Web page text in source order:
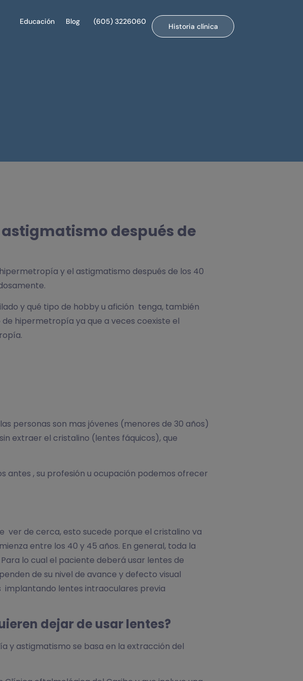
Educación Blog (605) 3226060
Historia clínica
después de
y el astigmatismo después de los 40
y qué tipo de hobby u afición tenga, también
hipermetropía ya que a veces coexiste el
personas son mas jóvenes (menores de 30 años)
extraer el cristalino (lentes fáquicos), que
antes , su profesión u ocupación podemos ofrecer
ver de cerca, esto sucede porque el cristalino va
entre los 40 y 45 años. En general, toda la
lo cual el paciente deberá usar lentes de
de su nivel de avance y defecto visual
lentes intraoculares previa
dejar de usar lentes?
y astigmatismo se basa en la extracción del